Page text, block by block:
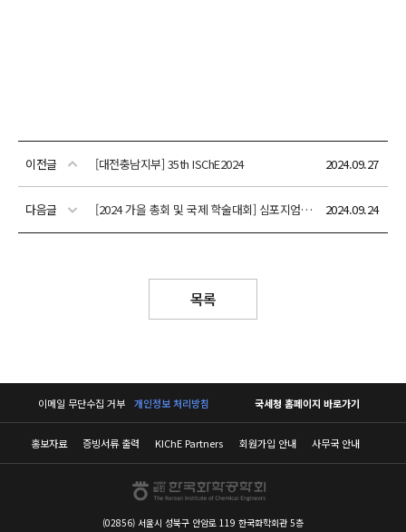
이전글 [대전충남지부] 35th ISChE2024 2024.09.27
다음글 [2024 가을 총회 및 국제 학술대회] 심포지엄/구두/포스터 발표 상세 안내 2024.09.24
목록
이메일 무단수집 거부 개인정보 처리방침 국세청 홈페이지 바로가기
홍보자료 증빙서류 출력 KIChE Partners 회원가입 안내 사무국 안내
(02856) 서울시 성북구 안암로 119 한국화학회관 5층